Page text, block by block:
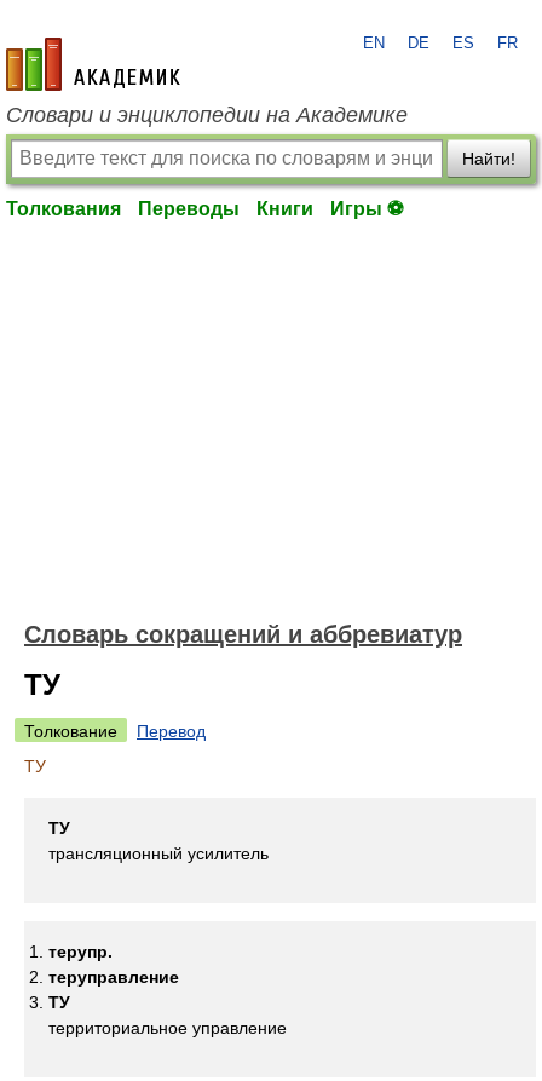
academic.ru
EN DE ES FR
Словари и энциклопедии на Академике
Найти!
Толкования Переводы Книги Игры ⚽
Словарь сокращений и аббревиатур
ТУ
Толкование
Перевод
ТУ
ТУ
трансляционный усилитель
терупр.
теруправление
ТУ
территориальное управление